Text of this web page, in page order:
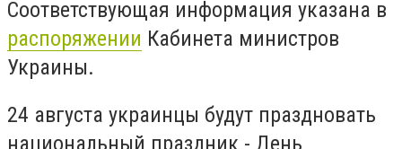
Соответствующая информация указана в
распоряжении Кабинета министров
Украины.
24 августа украинцы будут праздновать
национальный праздник - День